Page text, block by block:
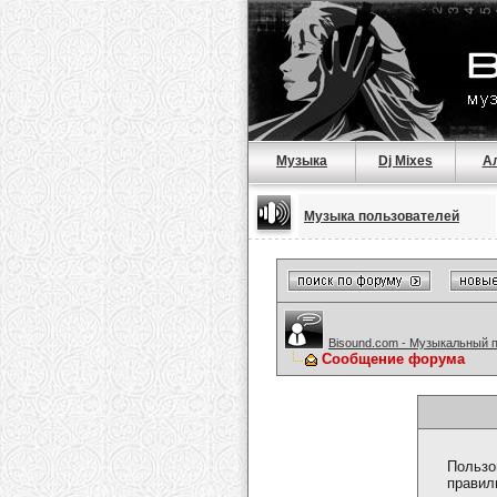
Музыка Dj Mixes
Музыка пользователей
Bisound.com - Музыкальный
Сообщение форума